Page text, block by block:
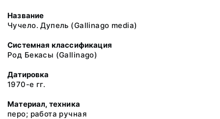
Название
Чучело. Дупель (Gallinago media)
Системная классификация
Род Бекасы (Gallinago)
Датировка
1970-е гг.
Материал, техника
перо; работа ручная